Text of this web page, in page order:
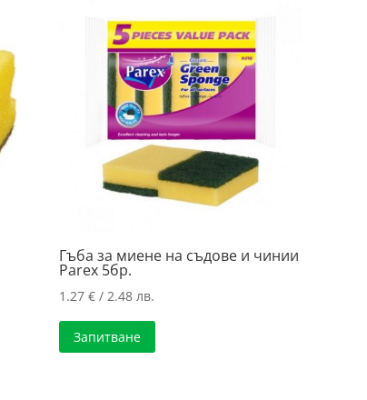
Гъба за миене на съдове и чинии
Parex 5бр.
1.27€ / 2.48 лв.
Запитване